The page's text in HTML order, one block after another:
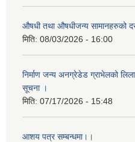
औषधी तथा औषधीजन्य सामानहरुको
मिति: 08/03/2026 - 16:00
निर्माण जन्य अनग्रेडेड ग्राभेलको
सूचना ।
मिति: 07/17/2026 - 15:48
आशय पत्र सम्बन्धमा।।